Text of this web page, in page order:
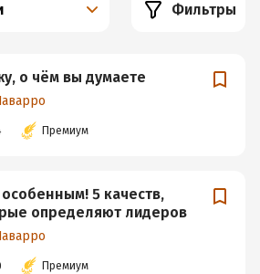
Фильтры
о чём вы думаете
Премиум
5 качеств,
определяют лидеров
Премиум